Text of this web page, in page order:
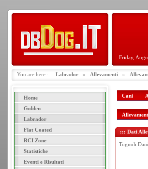
Friday,
You are here : Labrador » Allevamenti »
Home
Golden
Labrador
Flat Coated
RCI Zone
Statistiche
Eventi e Risultati
Cani
::: Dati
Tognoli